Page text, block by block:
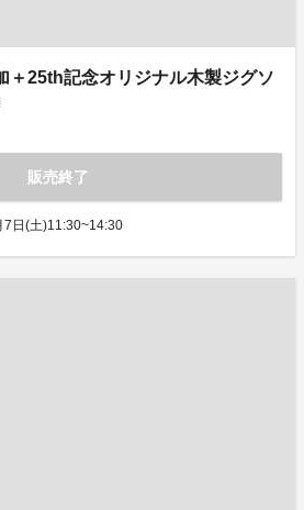
25th記念オリジナル木製ジグソ
販売終了
7日(土)11:30~14:30